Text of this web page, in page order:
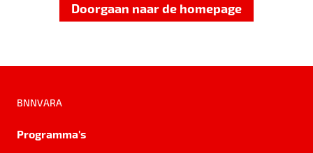
Doorgaan naar de homepage
BNNVARA
Programma's